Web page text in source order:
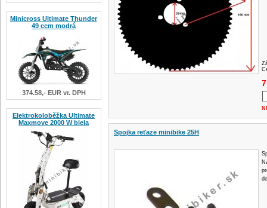
Minicross Ultimate Thunder
49 ccm modrá
374.58,- EUR vr. DPH
Elektrokoloběžka Ultimate
Maxmove 2000 W biela
Spojka reťaze minibike 25H